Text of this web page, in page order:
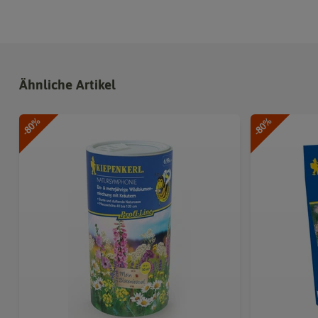
Ähnliche Artikel
-80% -80%